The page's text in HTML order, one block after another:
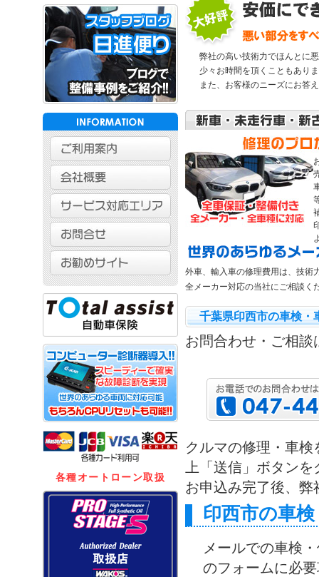
弊社の高い技術力でほんとに
少々お時間を頂くこともあり
また、お客様のニーズにお答
外車、輸入車の修理費用は、技術
全メーカー対応の当社にご相談く
千葉県印西市の車検・
お問合わせ・ご相
クルマの修理・車
上「送信」ボタン
お申込み完了後、
印西市の車
メールでの車検
のフォームに必
各種オートローン取扱